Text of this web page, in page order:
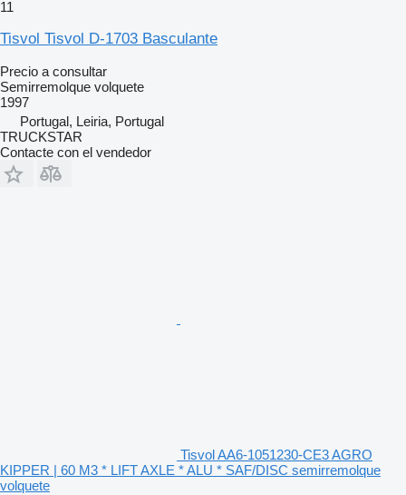
11
Tisvol Tisvol D-1703 Basculante
Precio a consultar
Semirremolque volquete
1997
Portugal, Leiria, Portugal
TRUCKSTAR
Contacte con el vendedor
Tisvol AA6-1051230-CE3 AGRO
KIPPER | 60 M3 * LIFT AXLE * ALU * SAF/DISC semirremolque
volquete